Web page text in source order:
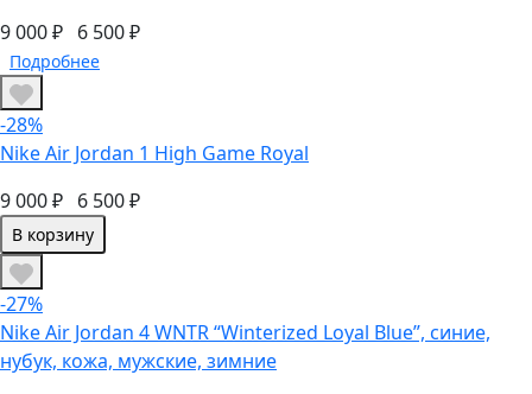
9 000 ₽ 6 500 ₽
Подробнее
-28%
Nike Air Jordan 1 High Game Royal
9 000 ₽ 6 500 ₽
В корзину
-27%
Nike Air Jordan 4 WNTR “Winterized Loyal Blue”, синие,
нубук, кожа, мужские, зимние